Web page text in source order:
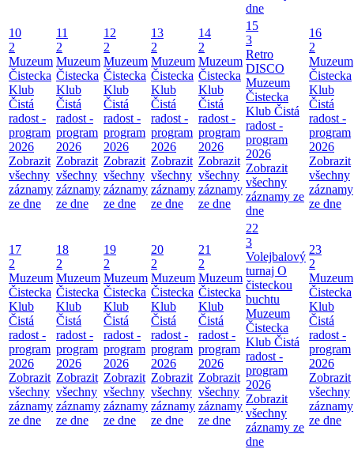
dne
10
2
Muzeum
Čistecka
Klub
Čistá
radost -
program
2026
Zobrazit
všechny
záznamy
ze dne
11
2
Muzeum
Čistecka
Klub
Čistá
radost -
program
2026
Zobrazit
všechny
záznamy
ze dne
12
2
Muzeum
Čistecka
Klub
Čistá
radost -
program
2026
Zobrazit
všechny
záznamy
ze dne
13
2
Muzeum
Čistecka
Klub
Čistá
radost -
program
2026
Zobrazit
všechny
záznamy
ze dne
14
2
Muzeum
Čistecka
Klub
Čistá
radost -
program
2026
Zobrazit
všechny
záznamy
ze dne
15
3
Retro
DISCO
Muzeum
Čistecka
Klub Čistá
radost -
program
2026
Zobrazit
všechny
záznamy ze
dne
16
2
Muzeum
Čistecka
Klub
Čistá
radost -
program
2026
Zobrazit
všechny
záznamy
ze dne
17
2
Muzeum
Čistecka
Klub
Čistá
radost -
program
2026
Zobrazit
všechny
záznamy
ze dne
18
2
Muzeum
Čistecka
Klub
Čistá
radost -
program
2026
Zobrazit
všechny
záznamy
ze dne
19
2
Muzeum
Čistecka
Klub
Čistá
radost -
program
2026
Zobrazit
všechny
záznamy
ze dne
20
2
Muzeum
Čistecka
Klub
Čistá
radost -
program
2026
Zobrazit
všechny
záznamy
ze dne
21
2
Muzeum
Čistecka
Klub
Čistá
radost -
program
2026
Zobrazit
všechny
záznamy
ze dne
22
3
Volejbalový
turnaj O
čisteckou
buchtu
Muzeum
Čistecka
Klub Čistá
radost -
program
2026
Zobrazit
všechny
záznamy ze
dne
23
2
Muzeum
Čistecka
Klub
Čistá
radost -
program
2026
Zobrazit
všechny
záznamy
ze dne